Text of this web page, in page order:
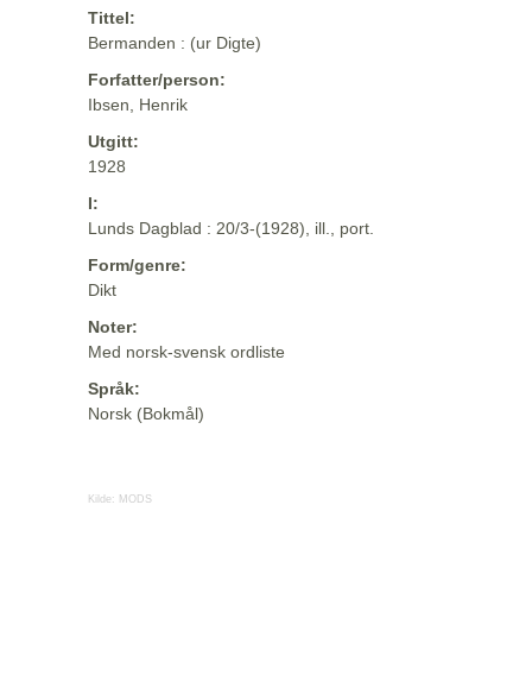
Tittel:
Bermanden : (ur Digte)
Forfatter/person:
Ibsen, Henrik
Utgitt:
1928
I:
Lunds Dagblad : 20/3-(1928), ill., port.
Form/genre:
Dikt
Noter:
Med norsk-svensk ordliste
Språk:
Norsk (Bokmål)
Kilde: MODS